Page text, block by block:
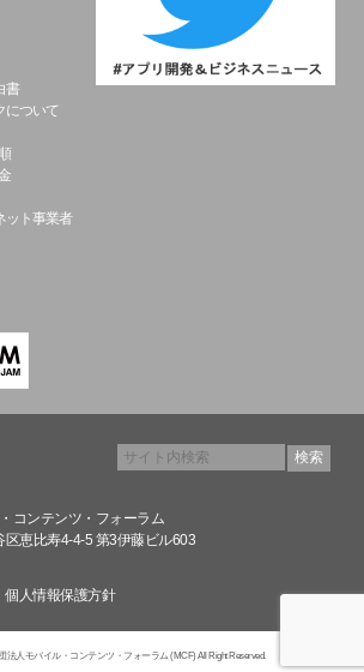
書
について
ット事業者
コンテンツ・フォーラム
区恵比寿4-4-5 第3伊藤ビル603
個人情報保護方針
法人モバイル・コンテンツ・フォーラム (MCF) All Right Reserved.